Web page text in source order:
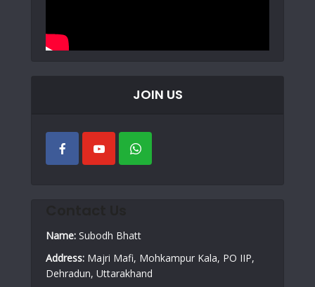
JOIN US
Name: Subodh Bhatt
Address: Majri Mafi, Mohkampur Kala, PO IIP,
Dehradun, Uttarakhand